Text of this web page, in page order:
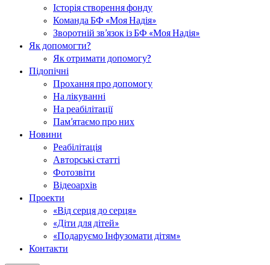
Історія створення фонду
Команда БФ «Моя Надія»
Зворотній зв’язок із БФ «Моя Надія»
Як допомогти?
Як отримати допомогу?
Підопічні
Прохання про допомогу
На лікуванні
На реабілітації
Пам’ятаємо про них
Новини
Реабілітація
Авторські статті
Фотозвіти
Відеоархів
Проекти
«Від серця до серця»
«Діти для дітей»
«Подаруємо Інфузомати дітям»
Контакти